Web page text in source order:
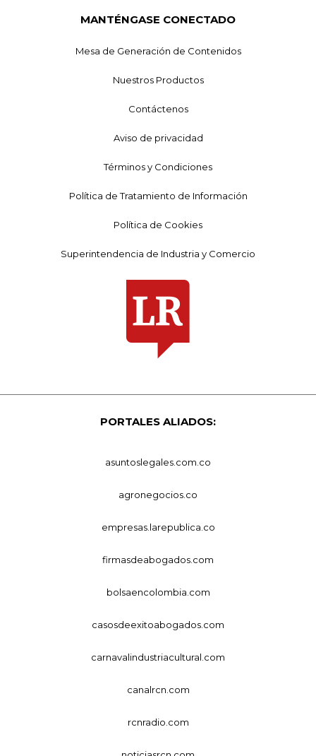
MANTÉNGASE CONECTADO
Mesa de Generación de Contenidos
Nuestros Productos
Contáctenos
Aviso de privacidad
Términos y Condiciones
Política de Tratamiento de Información
Política de Cookies
Superintendencia de Industria y Comercio
PORTALES ALIADOS:
asuntoslegales.com.co
agronegocios.co
empresas.larepublica.co
firmasdeabogados.com
bolsaencolombia.com
casosdeexitoabogados.com
carnavalindustriacultural.com
canalrcn.com
rcnradio.com